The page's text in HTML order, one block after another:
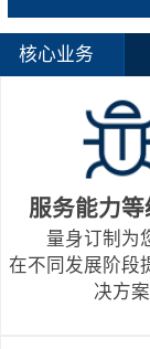
核心业务
服务能力等
量身订制为
在不同发展阶段
决方案